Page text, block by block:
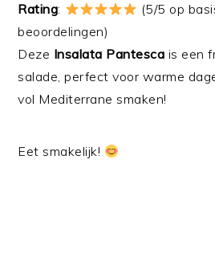
Rating:
(5/5 op
beoordelingen)
Deze Insalata Pantesca is een
salade, perfect voor warme
vol Mediterrane smaken!
Eet smakelijk!